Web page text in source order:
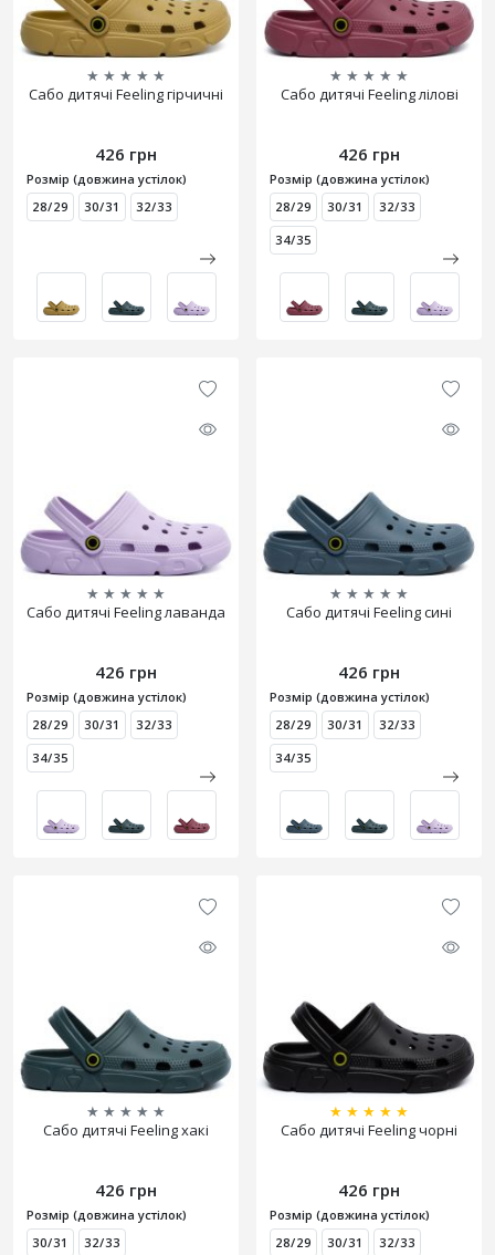
★ ★ ★ ★ ★
Сабо дитячі Feeling гірчичні
426 грн
Розмір (довжина устілок)
28/29
30/31 32/33
★ ★ ★ ★ ★
Сабо дитячі Feeling лілові
426 грн
Розмір (довжина устілок)
28/29
30/31
32/33
34/35
★ ★ ★ ★ ★
Сабо дитячі Feeling лаванда
426 грн
Розмір (довжина устілок)
28/29
30/31
32/33
34/35
★ ★ ★ ★ ★
Сабо дитячі Feeling сині
426 грн
Розмір (довжина устілок)
28/29
30/31
32/33
34/35
★ ★ ★ ★ ★
Сабо дитячі Feeling хакі
426 грн
Розмір (довжина устілок)
30/31
32/33
★ ★ ★ ★ ★
Сабо дитячі Feeling чорні
426 грн
Розмір (довжина устілок)
28/29
30/31
32/33